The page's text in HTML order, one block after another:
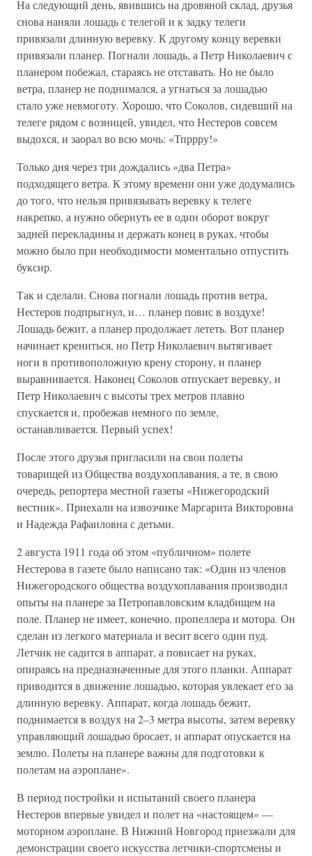
На следующий день, явившись на дровяной склад, друзья
снова наняли лошадь с телегой и к задку телеги
привязали длинную веревку. К другому концу веревки
привязали планер. Погнали лошадь, а Петр Николаевич с
планером побежал, стараясь не отставать. Но не было
ветра, планер не поднимался, а угнаться за лошадью
стало уже невмоготу. Хорошо, что Соколов, сидевший на
телеге рядом с возницей, увидел, что Нестеров совсем
выдохся, и заорал во всю мочь: «Тпррру!»
Только дня через три дождались «два Петра»
подходящего ветра. К этому времени они уже додумались
до того, что нельзя привязывать веревку к телеге
накрепко, а нужно обернуть ее в один оборот вокруг
задней перекладины и держать конец в руках, чтобы
можно было при необходимости моментально отпустить
буксир.
Так и сделали. Снова погнали лошадь против ветра,
Нестеров подпрыгнул, и… планер повис в воздухе!
Лошадь бежит, а планер продолжает лететь. Вот планер
начинает крениться, но Петр Николаевич вытягивает
ноги в противоположную крену сторону, и планер
выравнивается. Наконец Соколов отпускает веревку, и
Петр Николаевич с высоты трех метров плавно
спускается и, пробежав немного по земле,
останавливается. Первый успех!
После этого друзья пригласили на свои полеты
товарищей из Общества воздухоплавания, а те, в свою
очередь, репортера местной газеты «Нижегородский
вестник». Приехали на извозчике Маргарита Викторовна
и Надежда Рафаиловна с детьми.
2 августа 1911 года об этом «публичном» полете
Нестерова в газете было написано так: «Один из членов
Нижегородского общества воздухоплавания производил
опыты на планере за Петропавловским кладбищем на
поле. Планер не имеет, конечно, пропеллера и мотора. Он
сделан из легкого материала и весит всего один пуд.
Летчик не садится в аппарат, а повисает на руках,
опираясь на предназначенные для этого планки. Аппарат
приводится в движение лошадью, которая увлекает его за
длинную веревку. Аппарат, когда лошадь бежит,
поднимается в воздух на 2–3 метра высоты, затем веревку
управляющий лошадью бросает, и аппарат опускается на
землю. Полеты на планере важны для подготовки к
полетам на аэроплане».
В период постройки и испытаний своего планера
Нестеров впервые увидел и полет на «настоящем» —
моторном аэроплане. В Нижний Новгород приезжали для
демонстрации своего искусства летчики-спортсмены и